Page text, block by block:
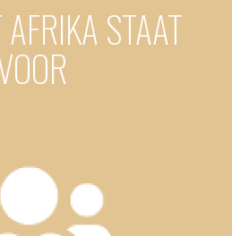
STAAT